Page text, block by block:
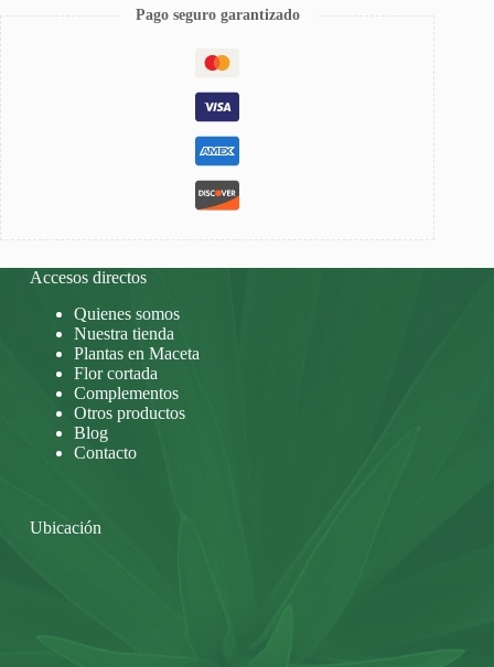
Pago seguro garantizado
Accesos directos
Quienes somos
Nuestra tienda
Plantas en Maceta
Flor cortada
Complementos
Otros productos
Blog
Contacto
Ubicación